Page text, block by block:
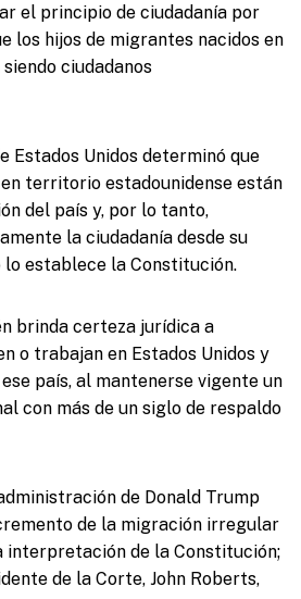
el principio de ciudadanía por
los hijos de migrantes nacidos en
ciudadanos
Estados Unidos determinó que
territorio estadounidense están
del país y, por lo tanto,
la ciudadanía desde su
establece la Constitución.
brinda certeza jurídica a
o trabajan en Estados Unidos y
país, al mantenerse vigente un
con más de un siglo de respaldo
de Donald Trump
de la migración irregular
interpretación de la Constitución;
de la Corte, John Roberts,